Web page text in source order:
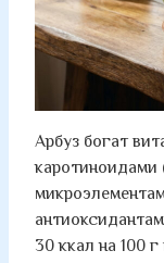
Арбуз богат
каротиноидами
30 ккал на 100